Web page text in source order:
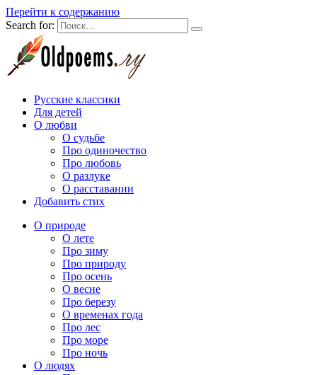
Перейти к содержанию
Search for:
Русские классики
Для детей
О любви
О судьбе
Про одиночество
Про любовь
О разлуке
О расставании
Добавить стих
О природе
О лете
Про зиму
Про природу
Про осень
О весне
Про березу
О временах года
Про лес
Про море
Про ночь
О людях